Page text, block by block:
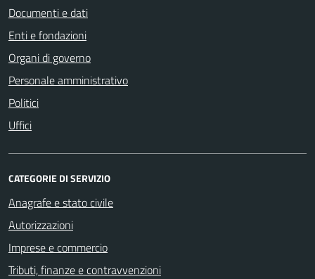
Documenti e dati
Enti e fondazioni
Organi di governo
Personale amministrativo
Politici
Uffici
CATEGORIE DI SERVIZIO
Anagrafe e stato civile
Autorizzazioni
Imprese e commercio
Tributi, finanze e contravvenzioni